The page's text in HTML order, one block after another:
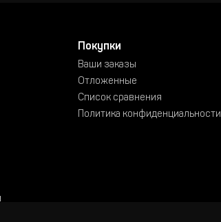
Покупки
Ваши заказы
Отложенные
Список сравнения
Политика конфиденциальности